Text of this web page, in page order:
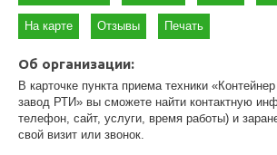
На карте Отзывы Печать
Об организации:
В карточке пункта приема техники
завод РТИ» вы сможете найти контактную
телефон, сайт, услуги, время работы) и
свой визит или звонок.